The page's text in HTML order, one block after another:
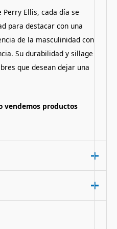
Perry Ellis, cada día se
para destacar con una
de la masculinidad con
Su durabilidad y sillage
que desean dejar una
vendemos productos